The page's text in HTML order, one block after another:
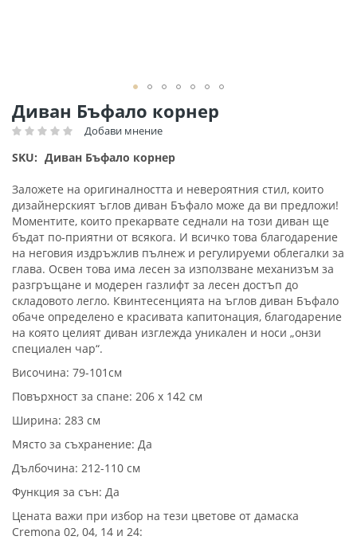
Диван Бъфало корнер
Рейтинг: Добави мнение
SKU Диван Бъфало корнер
Заложете на оригиналността и невероятния стил, които
дизайнерският ъглов диван Бъфало може да ви предложи!
Моментите, които прекарвате седнали на този диван ще
бъдат по-приятни от всякога. И всичко това благодарение
на неговия издръжлив пълнеж и регулируеми облегалки за
глава. Освен това има лесен за използване механизъм за
разгръщане и модерен газлифт за лесен достъп до
складовото легло. Квинтесенцията на ъглов диван Бъфало
обаче определено е красивата капитонация, благодарение
на която целият диван изглежда уникален и носи „онзи
специален чар“.
Височина: 79-101см
Повърхност за спане: 206 х 142 см
Ширина: 283 см
Място за съхранение: Да
Дълбочина: 212-110 см
Функция за сън: Да
Цената важи при избор на тези цветове от дамаска
Cremona 02, 04, 14 и 24:
Преминете
към
началото
на
галерия
със
снимки